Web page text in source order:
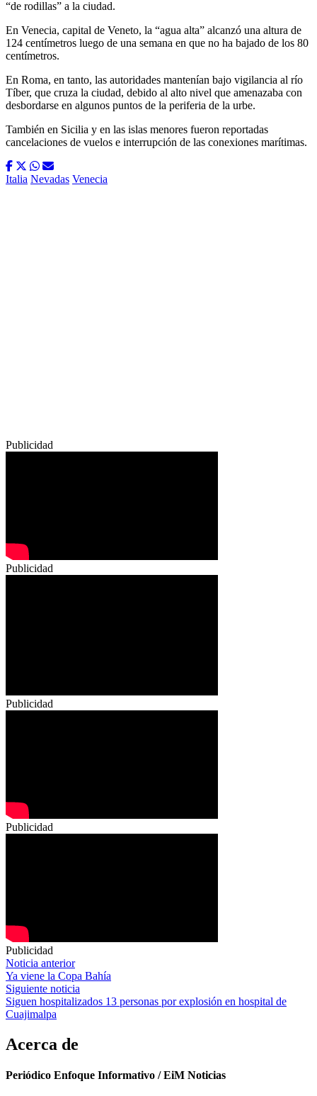
“de rodillas” a la ciudad.
En Venecia, capital de Veneto, la “agua alta” alcanzó una altura de
124 centímetros luego de una semana en que no ha bajado de los 80
centímetros.
En Roma, en tanto, las autoridades mantenían bajo vigilancia al río
Tíber, que cruza la ciudad, debido al alto nivel que amenazaba con
desbordarse en algunos puntos de la periferia de la urbe.
También en Sicilia y en las islas menores fueron reportadas
cancelaciones de vuelos e interrupción de las conexiones marítimas.
Italia Nevadas Venecia
Publicidad
Publicidad
Publicidad
Publicidad
Publicidad
Navegación
de
entradas
Noticia anterior
Ya viene la Copa Bahía
Siguiente noticia
Siguen hospitalizados 13 personas por explosión en hospital de
Cuajimalpa
Acerca de
Periódico Enfoque Informativo / EiM Noticias